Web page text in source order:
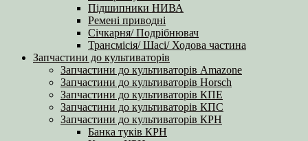
Підшипники НИВА
Ремені приводні
Січкарня/ Подрібнювач
Трансмісія/ Шасі/ Ходова частина
Запчастини до культиваторів
Запчастини до культиваторів Amazone
Запчастини до культиваторів Horsch
Запчастини до культиваторів КПЕ
Запчастини до культиваторів КПС
Запчастини до культиваторів КРН
Банка туків КРН